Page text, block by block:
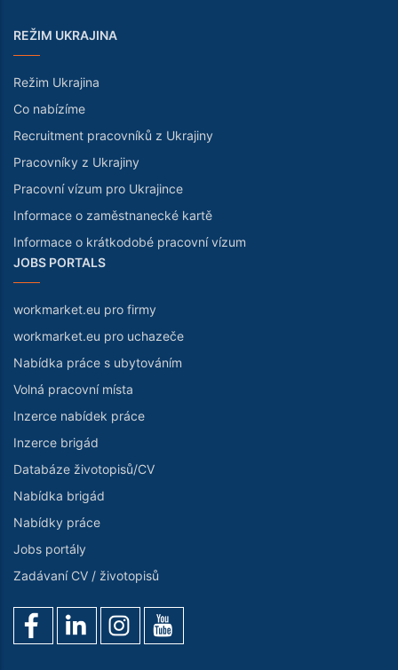
REŽIM UKRAJINA
Režim Ukrajina
Co nabízíme
Recruitment pracovníků z Ukrajiny
Pracovníky z Ukrajiny
Pracovní vízum pro Ukrajince
Informace o zaměstnanecké kartě
Informace o krátkodobé pracovní vízum
JOBS PORTALS
workmarket.eu pro firmy
workmarket.eu pro uchazeče
Nabídka práce s ubytováním
Volná pracovní místa
Inzerce nabídek práce
Inzerce brigád
Databáze životopisů/CV
Nabídka brigád
Nabídky práce
Jobs portály
Zadávaní CV / životopisů